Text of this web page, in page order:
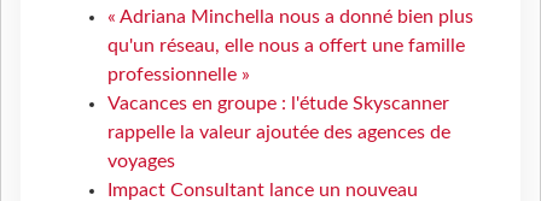
« Adriana Minchella nous a donné bien plus
qu'un réseau, elle nous a offert une famille
professionnelle »
Vacances en groupe : l'étude Skyscanner
rappelle la valeur ajoutée des agences de
voyages
Impact Consultant lance un nouveau